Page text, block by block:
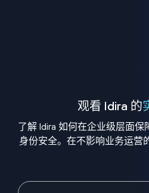
观看 Idira 的
了解 Idira 如何在企业级层面
身份安全。在不影响业务运营